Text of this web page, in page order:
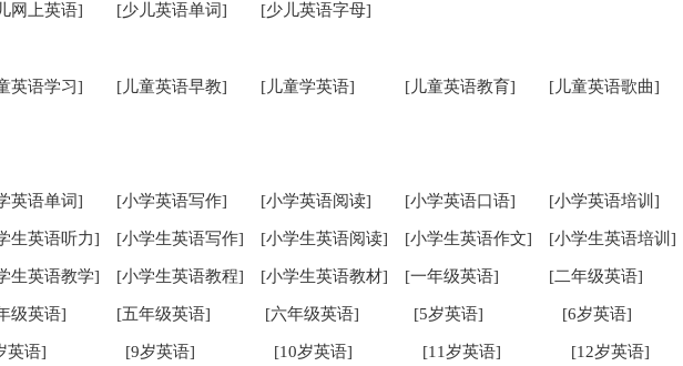
网上英语] [少儿英语单词] [少儿英语字母]
英语学习] [儿童英语早教] [儿童学英语] [儿童英语教育] [儿童英语歌曲]
英语单词] [小学英语写作] [小学英语阅读] [小学英语口语] [小学英语培训]
生英语听力] [小学生英语写作] [小学生英语阅读] [小学生英语作文] [小学生英语培训]
生英语教学] [小学生英语教程] [小学生英语教材] [一年级英语] [二年级英语]
级英语] [五年级英语] [六年级英语] [5岁英语] [6岁英语]
英语] [9岁英语] [10岁英语] [11岁英语] [12岁英语]